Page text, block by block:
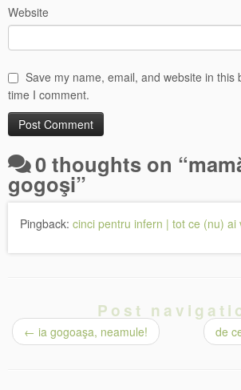
Website
Save my name, email, and website in this
time I comment.
0 thoughts on “
gogoşi”
Pingback: cinci pentru infern | tot ce (nu)
Post
← ia gogoaşa, neamule! de